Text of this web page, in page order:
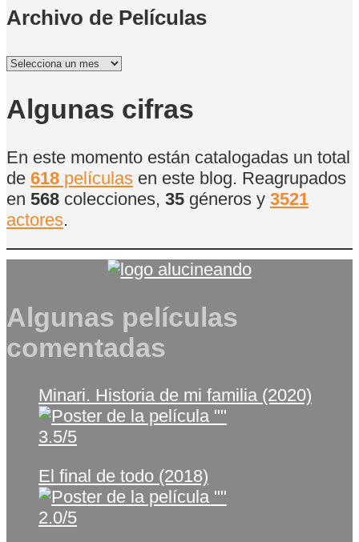
Archivo de Películas
Archivo
Películas
Algunas cifras
En este momento están catalogadas un total
de 618 películas en este blog. Reagrupados
en 568 colecciones, 35 géneros y 3521
actores.
Algunas películas
comentadas
Minari. Historia de mi familia (2020)
3.5/5
El final de todo (2018)
2.0/5